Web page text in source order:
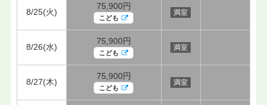
8/25(火)
75,900円
こども
満室
8/26(水)
75,900円
こども
満室
8/27(木)
75,900円
こども
満室